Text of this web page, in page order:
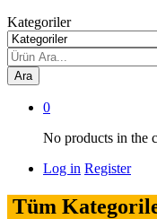
Kategoriler
Ara
0
No products in the
Log in Register
Tüm